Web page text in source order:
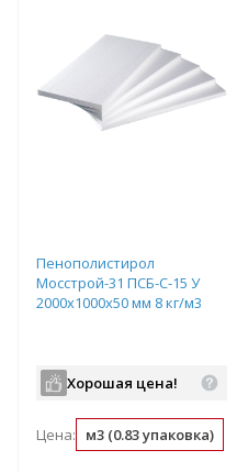
Пенополистирол
Мосстрой-31 ПСБ-С-15 У
2000х1000х50 мм 8 кг/м3
Хорошая цена!
Цена: м3 (0.83 упаковка)